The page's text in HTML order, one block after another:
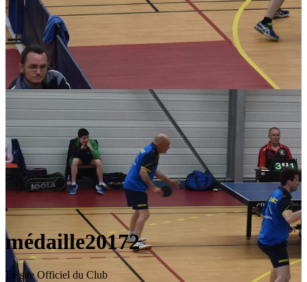
médaille20172
Le site Officiel du Club